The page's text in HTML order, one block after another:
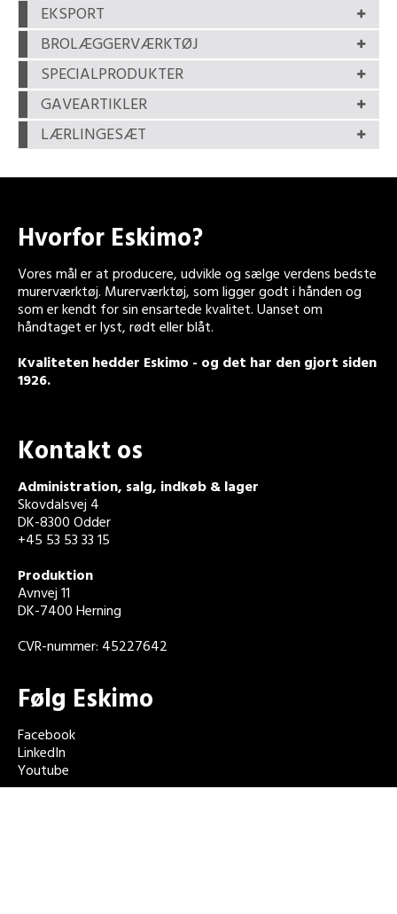
EKSPORT
BROLÆGGERVÆRKTØJ
SPECIALPRODUKTER
GAVEARTIKLER
LÆRLINGESÆT
Hvorfor Eskimo?
Vores mål er at producere, udvikle og sælge verdens bedste
murerværktøj. Murerværktøj, som ligger godt i hånden og
som er kendt for sin ensartede kvalitet. Uanset om
håndtaget er lyst, rødt eller blåt.
Kvaliteten hedder Eskimo - og det har den gjort siden
1926.
Kontakt os
Administration, salg, indkøb & lager
Skovdalsvej 4
DK-8300 Odder
+45 53 53 33 15
Produktion
Avnvej 11
DK-7400 Herning
CVR-nummer: 45227642
Følg Eskimo
Facebook
LinkedIn
Youtube